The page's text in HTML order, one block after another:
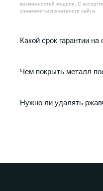
возможностей модели. С
ознакомиться в каталоге сайта.
Какой срок гарантии
Чем покрыть металл
Нужно ли удалять